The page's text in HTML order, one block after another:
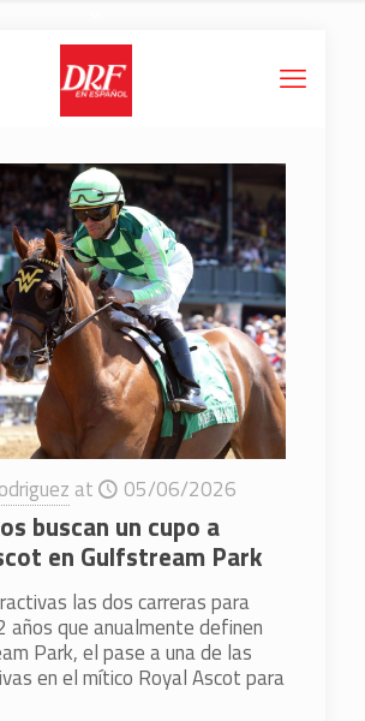
at 05/06/2026
buscan un cupo a
en Gulfstream Park
las dos carreras para
años que anualmente definen
Park, el pase a una de las
en el mítico Royal Ascot para